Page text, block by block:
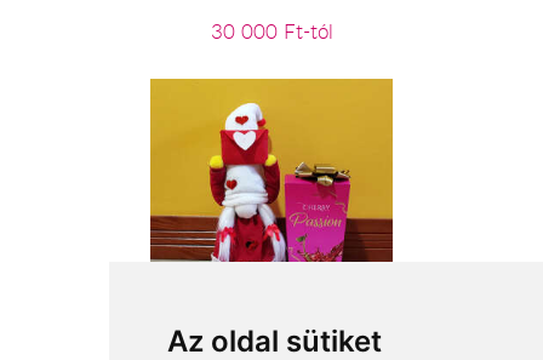
Az oldal sütiket
30 000 Ft-tól
Anyuci pici lánya